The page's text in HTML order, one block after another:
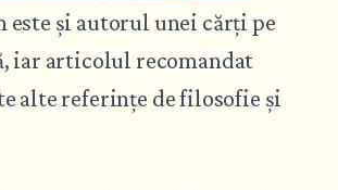
este și autorul unei cărți pe
iar articolul recomandat
alte referințe de filosofie și